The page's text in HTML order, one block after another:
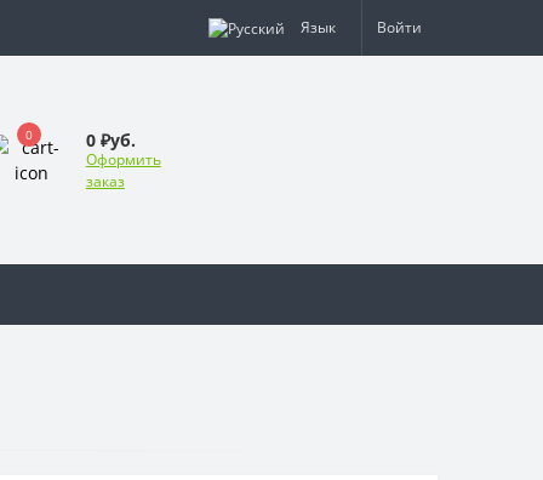
Язык Войти
0 0 ₽уб.
Оформить
заказ